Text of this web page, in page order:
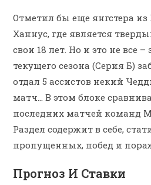
Отметил бы еще янгстера из
Ханнус, где является
свои 18 лет. Но и это не все
текущего сезона (Серия Б)
отдал 5 ассистов некий
матч… В этом блоке
последних матчей команд
Раздел содержит в себе,
пропущенных, побед и
Прогноз И Ставки